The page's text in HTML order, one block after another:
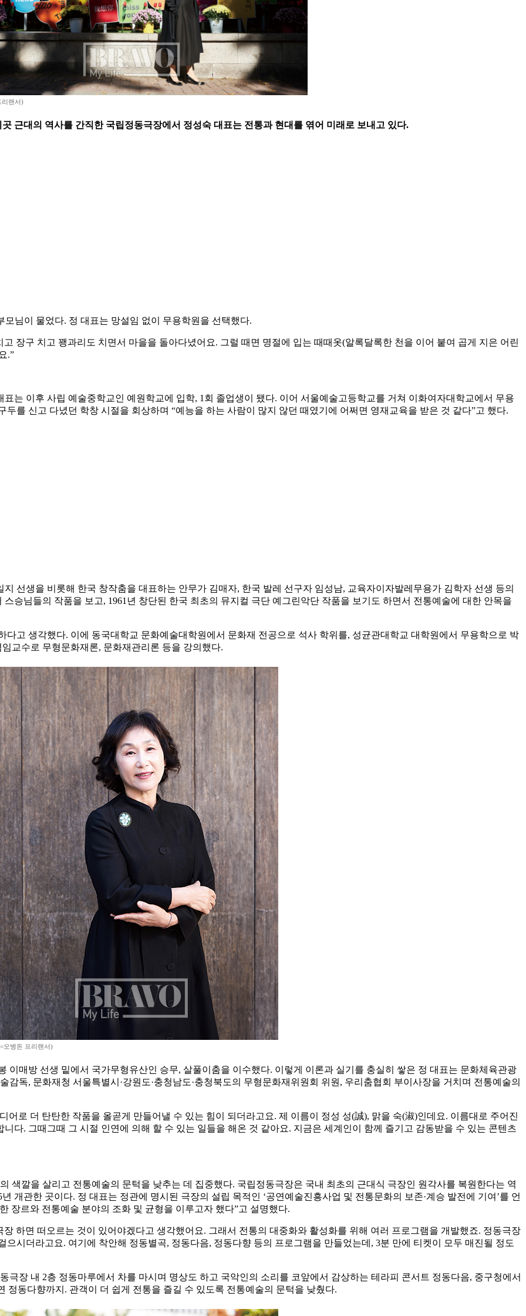
리랜서)
근대의 역사를 간직한 국립정동극장에서 정성숙 대표는 전통과 현대를 엮어 미래로 보내고 있다.
님이 물었다. 정 대표는 망설임 없이 무용학원을 선택했다.
장구 치고 꽹과리도 치면서 마을을 돌아다녔어요. 그럴 때면 명절에 입는 때때옷(알록달록한 천을 이어 붙여 곱게 지은 어린
.”
는 이후 사립 예술중학교인 예원학교에 입학, 1회 졸업생이 됐다. 이어 서울예술고등학교를 거쳐 이화여자대학교에서 무용
를 신고 다녔던 학창 시절을 회상하며 “예능을 하는 사람이 많지 않던 때였기에 어쩌면 영재교육을 받은 것 같다”고 했다.
선생을 비롯해 한국 창작춤을 대표하는 안무가 김매자, 한국 발레 선구자 임성남, 교육자이자발레무용가 김학자 선생 등의
승님들의 작품을 보고, 1961년 창단된 한국 최초의 뮤지컬 극단 예그린악단 작품을 보기도 하면서 전통예술에 대한 안목을
고 생각했다. 이에 동국대학교 문화예술대학원에서 문화재 전공으로 석사 학위를, 성균관대학교 대학원에서 무용학으로 박
교수로 무형문화재론, 문화재관리론 등을 강의했다.
오병돈 프리랜서)
이매방 선생 밑에서 국가무형유산인 승무, 살풀이춤을 이수했다. 이렇게 이론과 실기를 충실히 쌓은 정 대표는 문화체육관광
독, 문화재청 서울특별시·강원도·충청남도·충청북도의 무형문화재위원회 위원, 우리춤협회 부이사장을 거치며 전통예술의
어로 더 탄탄한 작품을 올곧게 만들어낼 수 있는 힘이 되더라고요. 제 이름이 정성 성(誠), 맑을 숙(淑)인데요. 이름대로 주어진
다. 그때그때 그 시절 인연에 의해 할 수 있는 일들을 해온 것 같아요. 지금은 세계인이 함께 즐기고 감동받을 수 있는 콘텐츠
색깔을 살리고 전통예술의 문턱을 낮추는 데 집중했다. 국립정동극장은 국내 최초의 근대식 극장인 원각사를 복원한다는 역
개관한 곳이다. 정 대표는 정관에 명시된 극장의 설립 목적인 ‘공연예술진흥사업 및 전통문화의 보존·계승 발전에 기여’를 언
장르와 전통예술 분야의 조화 및 균형을 이루고자 했다”고 설명했다.
하면 떠오르는 것이 있어야겠다고 생각했어요. 그래서 전통의 대중화와 활성화를 위해 여러 프로그램을 개발했죠. 정동극장
시더라고요. 여기에 착안해 정동별곡, 정동다음, 정동다향 등의 프로그램을 만들었는데, 3분 만에 티켓이 모두 매진될 정도
극장 내 2층 정동마루에서 차를 마시며 명상도 하고 국악인의 소리를 코앞에서 감상하는 테라피 콘서트 정동다음, 중구청에서
정동다향까지. 관객이 더 쉽게 전통을 즐길 수 있도록 전통예술의 문턱을 낮췄다.